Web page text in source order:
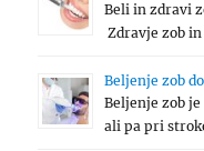
Beli in zdravi
Zdravje zob
Beljenje zob
Beljenje zob
ali pa pri